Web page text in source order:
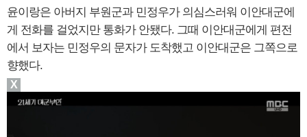
윤이랑은 아버지 부원군과 민정우가 의심스러워 이안대군에
게 전화를 걸었지만 통화가 안됐다. 그때 이안대군에게 편전
에서 보자는 민정우의 문자가 도착했고 이안대군은 그쪽으로
향했다.
X